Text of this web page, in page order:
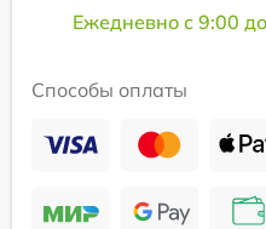
Ежедневно с 9:00
Способы оплаты